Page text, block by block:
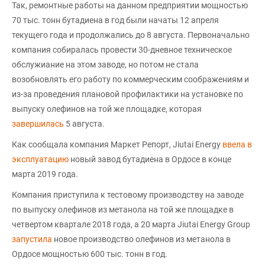
Так, ремонтные работы на данном предприятии мощностью
70 тыс. тонн бутадиена в год были начаты 12 апреля
текущего года и продолжались до 8 августа. Первоначально
компания собиралась провести 30-дневное техническое
обслужиание на этом заводе, но потом не стала
возобновлять его работу по коммерческим соображениям и
из-за проведения плановой профилактики на установке по
выпуску олефинов на той же площадке, которая
завершилась 5 августа.
Как сообщала компания Маркет Репорт, Jiutai Energy ввела в
эксплуатацию новый завод бутадиена в Ордосе в конце
марта 2019 года.
Компания приступила к тестовому производству на заводе
по выпуску олефинов из метанола на той же площадке в
четвертом квартале 2018 года, а 20 марта Jiutai Energy Group
запустила новое производство олефинов из метанола в
Ордосе мощностью 600 тыс. тонн в год.